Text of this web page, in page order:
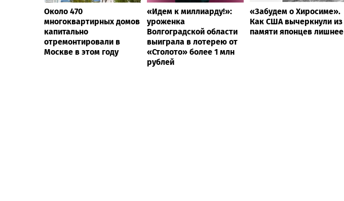
Около 470
многоквартирных домов
капитально
отремонтировали в
Москве в этом году
«Идем к миллиарду!»:
уроженка
Волгоградской области
выиграла в лотерею от
«Столото» более 1 млн
рублей
«Забудем о Хиросиме».
Как США вычеркнули из
памяти японцев лишнее